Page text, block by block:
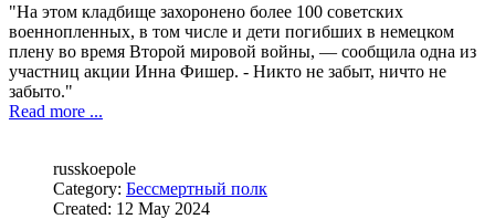
"На этом кладбище захоронено более 100 советских
военнопленных, в том числе и дети погибших в немецком
плену во время Второй мировой войны, — сообщила одна из
участниц акции Инна Фишер. - Никто не забыт, ничто не
забыто."
Read more ...
russkoepole
Category: Бессмертный полк
Created: 12 May 2024